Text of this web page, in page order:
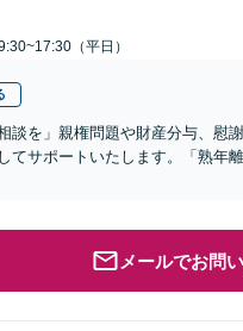
（平日）
を」親権問題や財産分与、慰
サポートいたします。「熟年
メールでお問